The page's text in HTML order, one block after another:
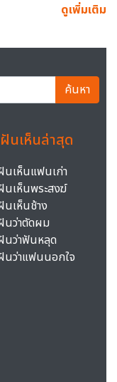
ดูเพิ่มเติม
ค้นหา
นเห็นล่าสุด
นเห็นแฟนเก่า
นเห็นพระสงฆ์
นเห็นช้าง
นว่าตัดผม
นว่าฟันหลุด
นว่าแฟนนอกใจ